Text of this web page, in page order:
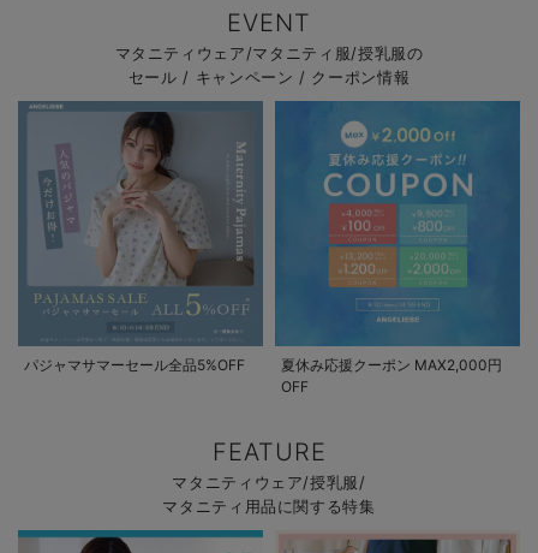
EVENT
マタニティウェア/マタニティ服/授乳服の
セール / キャンペーン / クーポン情報
パジャマサマーセール全品5%OFF
夏休み応援クーポン MAX2,000円
OFF
FEATURE
マタニティウェア/授乳服/
マタニティ用品に関する特集